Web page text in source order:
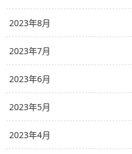
2023年8月
2023年7月
2023年6月
2023年5月
2023年4月